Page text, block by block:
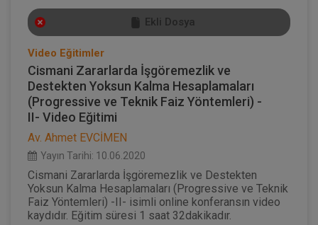
Ekli Dosya
Video Eğitimler
Cismani Zararlarda İşgöremezlik ve
Destekten Yoksun Kalma Hesaplamaları
(Progressive ve Teknik Faiz Yöntemleri) -
II- Video Eğitimi
Av. Ahmet EVCİMEN
Yayın Tarihi: 10.06.2020
Cismani Zararlarda İşgöremezlik ve Destekten
Yoksun Kalma Hesaplamaları (Progressive ve Teknik
Faiz Yöntemleri) -II- isimli online konferansın video
kaydıdır. Eğitim süresi 1 saat 32dakikadır.